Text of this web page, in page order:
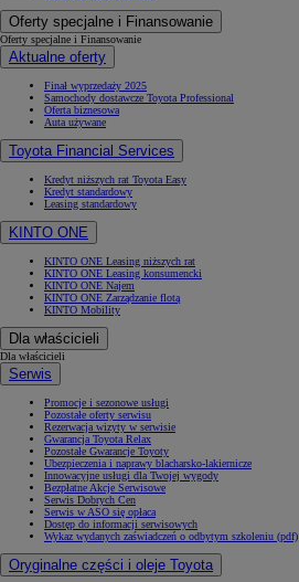
Oferty specjalne i Finansowanie
Oferty specjalne i Finansowanie
Aktualne oferty
Finał wyprzedaży 2025
Samochody dostawcze Toyota Professional
Oferta biznesowa
Auta używane
Toyota Financial Services
Kredyt niższych rat Toyota Easy
Kredyt standardowy
Leasing standardowy
KINTO ONE
KINTO ONE Leasing niższych rat
KINTO ONE Leasing konsumencki
KINTO ONE Najem
KINTO ONE Zarządzanie flotą
KINTO Mobility
Dla właścicieli
Dla właścicieli
Serwis
Promocje i sezonowe usługi
Pozostałe oferty serwisu
Rezerwacja wizyty w serwisie
Gwarancja Toyota Relax
Pozostałe Gwarancje Toyoty
Ubezpieczenia i naprawy blacharsko-lakiernicze
Innowacyjne usługi dla Twojej wygody
Bezpłatne Akcje Serwisowe
Serwis Dobrych Cen
Serwis w ASO się opłaca
Dostęp do informacji serwisowych
Wykaz wydanych zaświadczeń o odbytym szkoleniu (pdf)
Oryginalne części i oleje Toyota